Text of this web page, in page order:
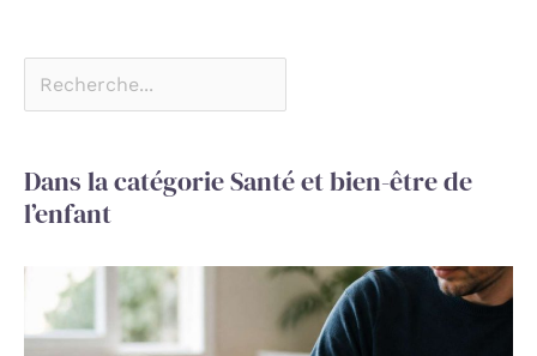
Dans la catégorie Santé et bien-être de
l’enfant